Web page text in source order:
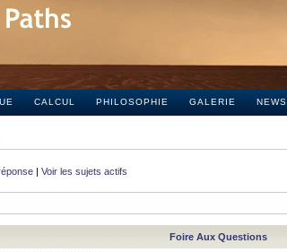
CALCUL PHILOSOPHIE GALERIE NEWS
| Voir les sujets actifs
Foire Aux Questions